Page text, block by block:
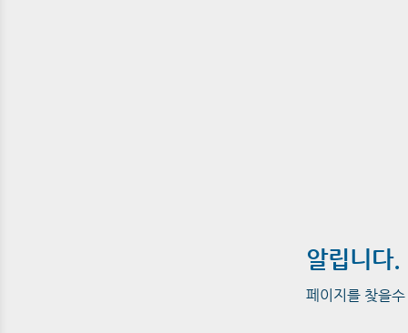
알립니다.
페이지를 찾을